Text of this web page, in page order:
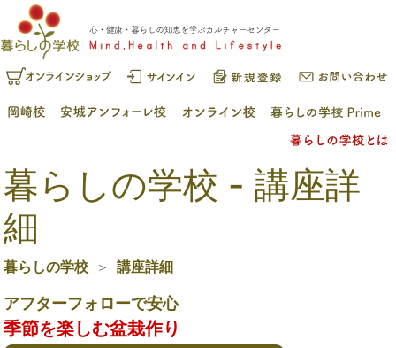
暮らしの学校 - 講座詳
細
暮らしの学校 講座詳細
アフターフォローで安心
季節を楽しむ盆栽作り